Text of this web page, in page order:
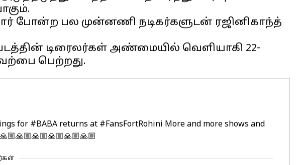
போன்ற பல முன்னணி நடிகர்களுடன் ரஜினிகாந்த்
டிரைலர்கள் அண்மையில் வெளியாகி 22-
for #BABA returns at #FansFortRohini More and more shows and
🙏🏼🙏🏼🙏🏼🙏🏼🙏🏼🙏🏼